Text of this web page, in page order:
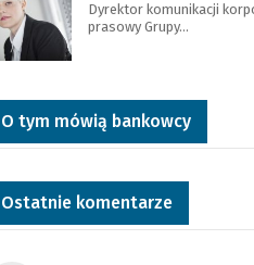
Dyrektor komunikacji
prasowy Grupy…
O tym mówią bankowcy
Ostatnie komentarze